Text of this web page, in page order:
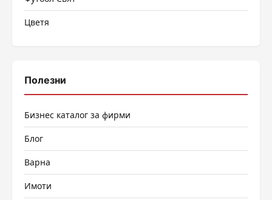
Цветя
Полезни
Бизнес каталог за фирми
Блог
Варна
Имоти